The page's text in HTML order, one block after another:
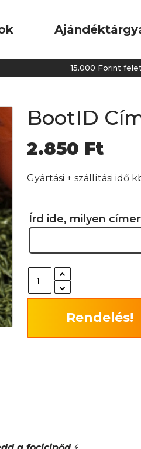
15.000 Forint felett
BootID
2.850 Ft
Gyártási + szállítási idő
Írd ide, milyen
Rendelés!